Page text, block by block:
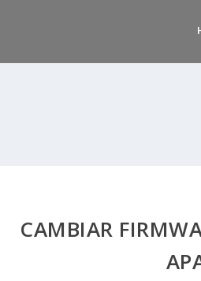
CAMBIAR